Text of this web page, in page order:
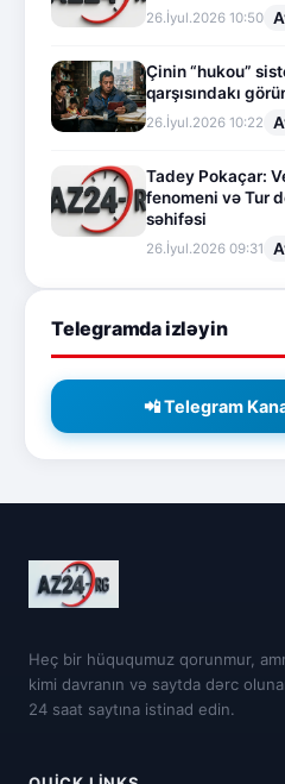
26.İyul.2026 10:50
Çinin “hukou”
qarşısındakı
26.İyul.2026 10:22
Tadey Pokaçar:
fenomeni və Tur
səhifəsi
26.İyul.2026 09:31
Telegramda izləyin
📲 Telegram
Heç bir hüququmuz qorunmur,
kimi davranın və saytda dərc
24 saat saytına istinad edin.